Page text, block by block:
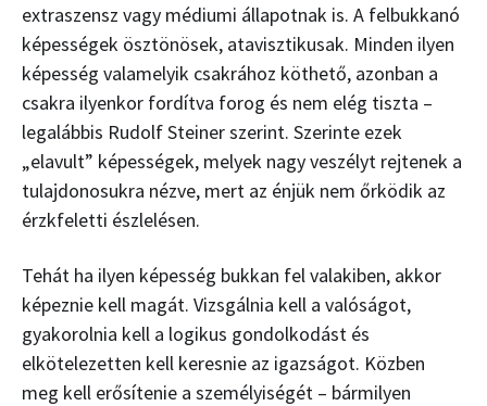
extraszensz vagy médiumi állapotnak is. A felbukkanó
képességek ösztönösek, atavisztikusak. Minden ilyen
képesség valamelyik csakrához köthető, azonban a
csakra ilyenkor fordítva forog és nem elég tiszta –
legalábbis Rudolf Steiner szerint. Szerinte ezek
„elavult” képességek, melyek nagy veszélyt rejtenek a
tulajdonosukra nézve, mert az énjük nem őrködik az
érzkfeletti észlelésen.
Tehát ha ilyen képesség bukkan fel valakiben, akkor
képeznie kell magát. Vizsgálnia kell a valóságot,
gyakorolnia kell a logikus gondolkodást és
elkötelezetten kell keresnie az igazságot. Közben
meg kell erősítenie a személyiségét – bármilyen